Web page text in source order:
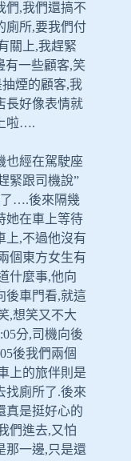
們,我們還搞不
廁所,要我們付
關上,我趕緊
有一些顧客,笑
抽煙的顧客,我
長好像表情就
啦….
也經在駕駛座
緊跟司機說”
了….後來隔幾
她在車上等待
上,不過他沒有
個東方女生有
什麼事,他向
後車門看,就這
,想笑又不大
分,司機向後
後我們兩個
上的旅伴則是
找廁所了.後來
真是挺好心的
們進去,又怕
那一邊,只是還